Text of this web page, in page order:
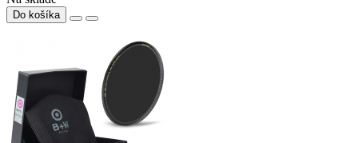
Do košíka